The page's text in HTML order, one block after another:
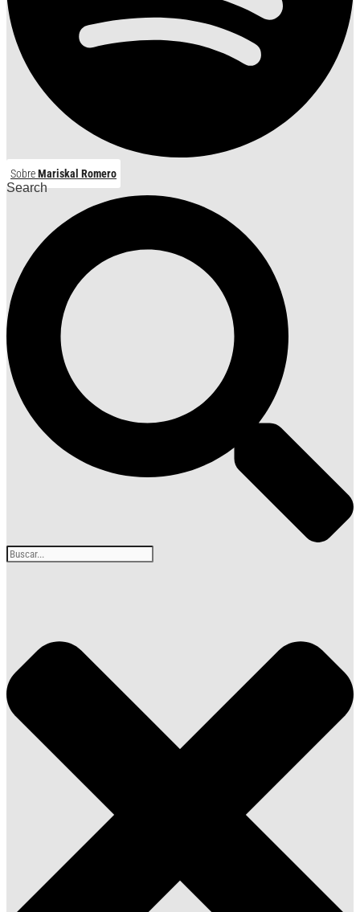
SobreMariskal Romero
Search